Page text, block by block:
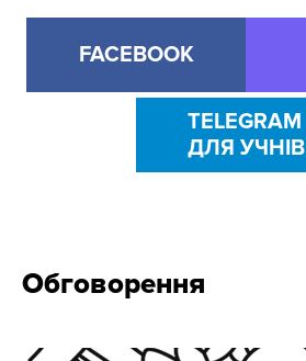
FACEBOOK
TELEGRAM
ДЛЯ УЧНІВ
Обговорення